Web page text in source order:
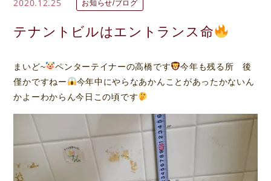
2020.12.25 お知らせ/ブログ
テナントビルはエントランス命
まいど~ ペンターテイナーの高橋です
今年も残る所 後
僅かですねー
今年中にやらなあかんことがあったかないん
かよーわからん今日この頃です